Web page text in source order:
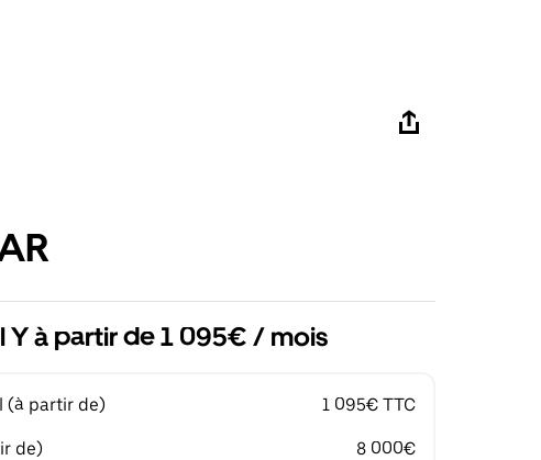
Y à partir de 1 095€ / mois
(à partir de) 1 095€ TTC
de) 8 000€